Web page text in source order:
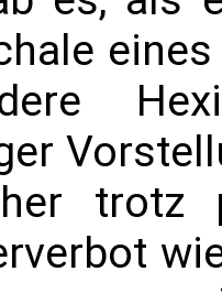
trotz